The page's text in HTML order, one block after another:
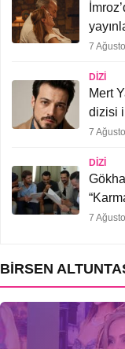
7
DIZI
Mert
dizisi
7
DIZI
7
BIRSEN